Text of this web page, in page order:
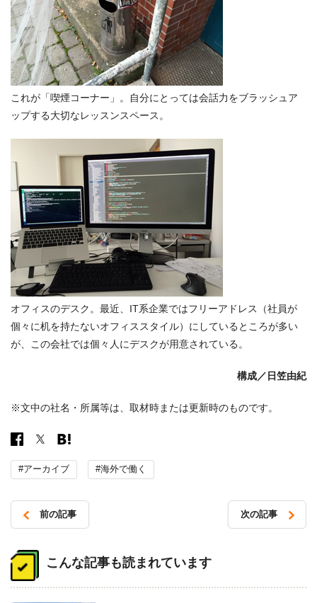
これが「喫煙コーナー」。自分にとっては会話力をブラッシュア
ップする大切なレッスンスペース。
オフィスのデスク。最近、IT系企業ではフリーアドレス（社員が
個々に机を持たないオフィススタイル）にしているところが多い
が、この会社では個々人にデスクが用意されている。
構成／日笠由紀
※文中の社名・所属等は、取材時または更新時のものです。
#アーカイブ #海外で働く
稿
ナ
前の記事 次の記事
こんな記事も読まれています